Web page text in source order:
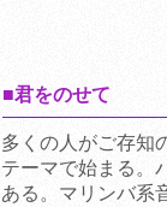
■君をのせて
多くの人がご存知
テーマで始まる。
ある。マリンバ系